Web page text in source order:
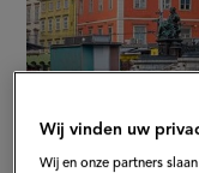
Wij vinden uw
Wij en onze partners